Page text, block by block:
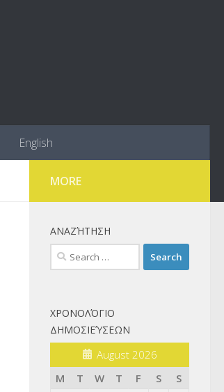
English
MORE
ΑΝΑΖΉΤΗΣΗ
Search
for:
ΧΡΟΝΟΛΌΓΙΟ
ΔΗΜΟΣΙΕΎΣΕΩΝ
August 2026
M
T W T F S
S